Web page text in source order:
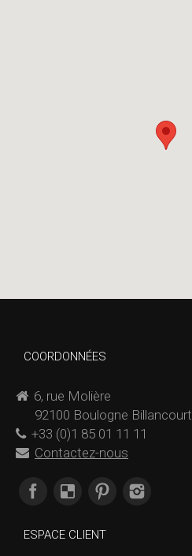
COORDONNÉES
6, rue Molière
92100 Boulogne Billancourt
+33 (0)1 85 01 11 11
Contactez-nous
Trouvez nous sur :
ESPACE CLIENT